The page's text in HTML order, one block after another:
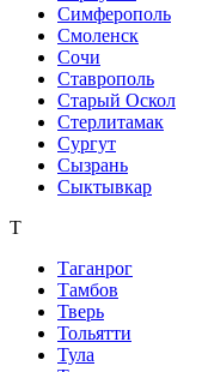
Симферополь
Смоленск
Сочи
Ставрополь
Старый Оскол
Стерлитамак
Сургут
Сызрань
Сыктывкар
Т
Таганрог
Тамбов
Тверь
Тольятти
Тула